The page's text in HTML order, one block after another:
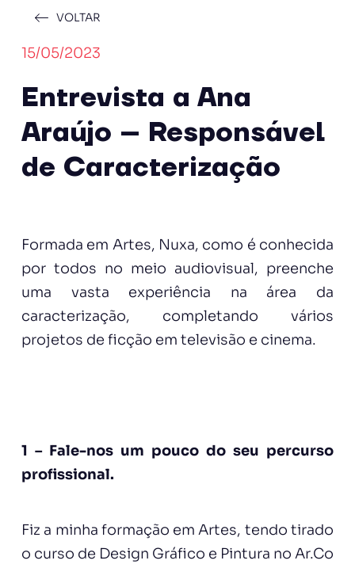
VOLTAR
15/05/2023
Entrevista a Ana
Araújo – Responsável
de Caracterização
Formada em Artes, Nuxa, como é conhecida
por todos no meio audiovisual, preenche
uma vasta experiência na área da
caracterização, completando vários
projetos de ficção em televisão e cinema.
1 – Fale-nos um pouco do seu percurso
profissional.
Fiz a minha formação em Artes, tendo tirado
o curso de Design Gráfico e Pintura no Ar.Co